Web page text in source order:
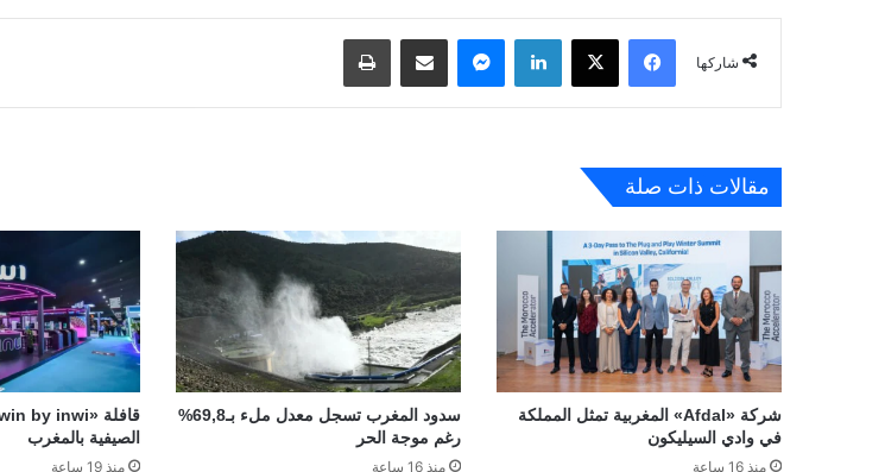
شاركها
فيسبوك لينكدإن
مقالات ذات صلة
شركة «Afdal» المغربية تمثل المملكة
في وادي السيليكون
منذ 16 ساعة
سدود المغرب تسجل معدل ملء بـ69,8%
رغم موجة الحر
منذ 16 ساعة
الصيفية بالمغرب
منذ 19 ساعة